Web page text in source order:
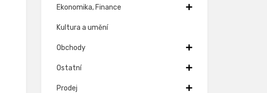
Ekonomika, Finance
Kultura a umění
Obchody
Ostatní
Prodej